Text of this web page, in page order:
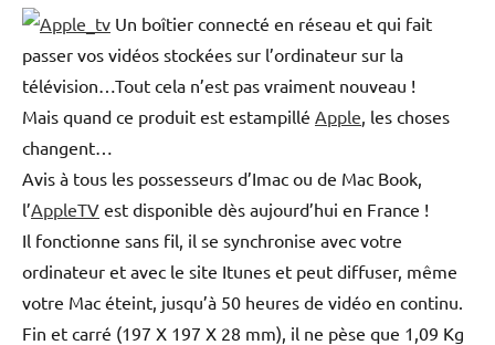
Un boîtier connecté en réseau et qui fait
passer vos vidéos stockées sur l’ordinateur sur la
télévision…Tout cela n’est pas vraiment nouveau !
Mais quand ce produit est estampillé Apple , les choses
changent…
Avis à tous les possesseurs d’Imac ou de Mac Book,
l’AppleTV est disponible dès aujourd’hui en France !
Il fonctionne sans fil, il se synchronise avec votre
ordinateur et avec le site Itunes et peut diffuser, même
votre Mac éteint, jusqu’à 50 heures de vidéo en continu.
Fin et carré (197 X 197 X 28 mm), il ne pèse que 1,09 Kg